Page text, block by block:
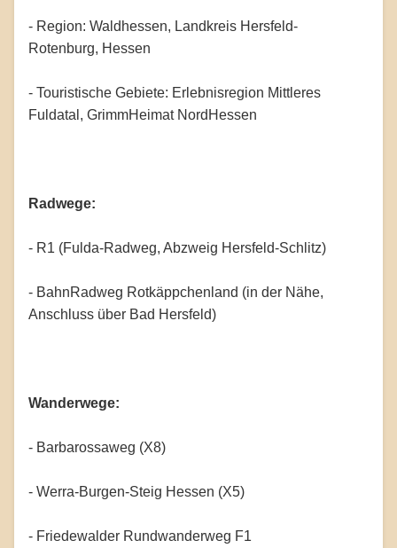
- Region: Waldhessen, Landkreis Hersfeld-
Rotenburg, Hessen
- Touristische Gebiete: Erlebnisregion Mittleres
Fuldatal, GrimmHeimat NordHessen
Radwege:
- R1 (Fulda-Radweg, Abzweig Hersfeld-Schlitz)
- BahnRadweg Rotkäppchenland (in der Nähe,
Anschluss über Bad Hersfeld)
Wanderwege:
- Barbarossaweg (X8)
- Werra-Burgen-Steig Hessen (X5)
- Friedewalder Rundwanderweg F1